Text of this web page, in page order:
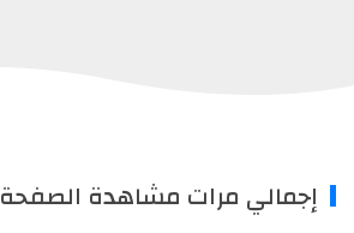
إجمالي مرات مشاهدة الصفحة